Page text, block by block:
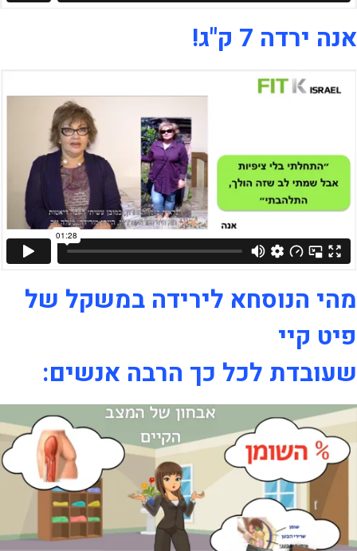
אנה ירדה 7 ק"ג!
מהי הנוסחא לירידה במשקל של
פיט קיי
שעובדת לכל כך הרבה אנשים: